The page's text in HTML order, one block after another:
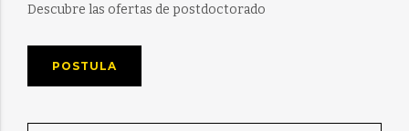
Descubre las ofertas de postdoctorado
POSTULA